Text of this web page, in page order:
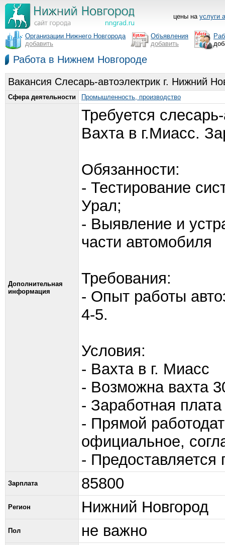
цены на услуги
Организации Нижнего Новгорода
добавить
Объявления
добавить
Работа в Нижнем Новгороде
Вакансия Слесарь-автоэлектрик г. Нижний
Сфера деятельности Промышленность, производство
Дополнительная
информация
Требуется
Вахта в г.Миасс.
Обязанности:
- Тестирование
Урал;
- Выявление и
части автомобиля
Требования:
- Опыт работы
4-5.
Условия:
- Вахта в г. Миасс
- Возможна вахта
- Заработная
- Прямой
официальное,
- Предоставляется
Зарплата 85800
Регион Нижний Новгород
Пол не важно